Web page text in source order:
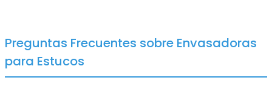
Preguntas Frecuentes sobre Envasadoras
para Estucos